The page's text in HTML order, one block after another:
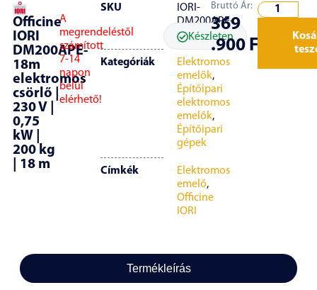
Officine
IORI
DM200APE-
18m
elektromos
csörlő |
230 V |
0,75
kW |
200 kg
| 18 m
A
megrendeléstől
számított
7-14
napon
belül
elérhető!
SKU
IORI-
DM200APE-
18m
Kategóriák
Elektromos
emelők,
Építőipari
elektromos
emelők,
Építőipari
gépek
Címkék
Elektromos
emelő,
Officine
IORI
Készleten
Bruttó Ár:
369
.900 Ft
Termékleírás